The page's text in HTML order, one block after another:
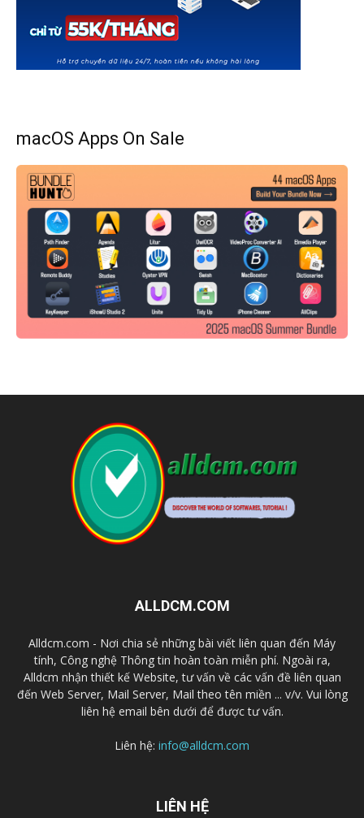
macOS Apps On Sale
ALLDCM.COM
Alldcm.com - Nơi chia sẻ những bài viết liên quan đến Máy
tính, Công nghệ Thông tin hoàn toàn miễn phí. Ngoài ra,
Alldcm nhận thiết kế Website, tư vấn về các vấn đề liên quan
đến Web Server, Mail Server, Mail theo tên miền ... v/v. Vui lòng
liên hệ email bên dưới để được tư vấn.
Liên hệ: info@alldcm.com
LIÊN HỆ